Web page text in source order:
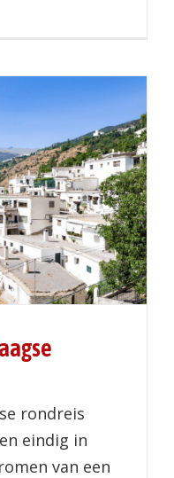
rondreis
eindig in
van een